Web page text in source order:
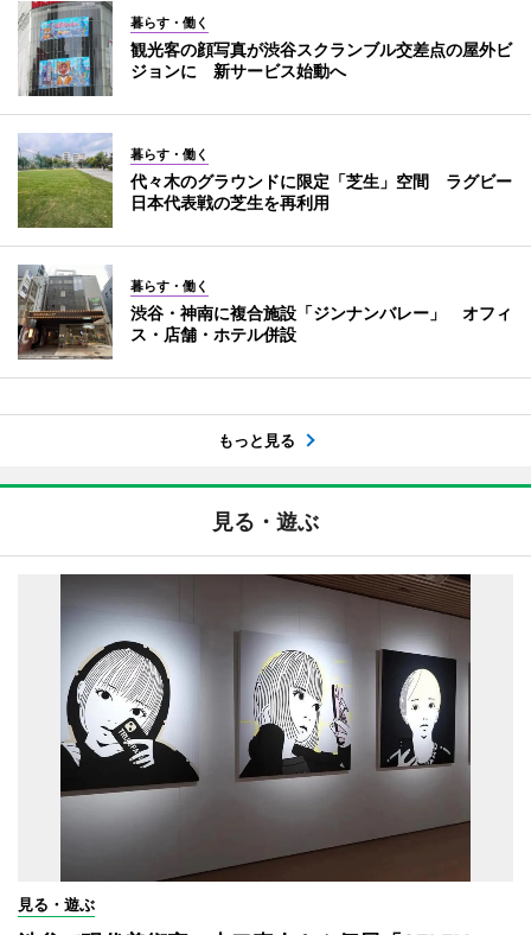
暮らす・働く
観光客の顔写真が渋谷スクランブル交差点の屋外ビ
ジョンに 新サービス始動へ
暮らす・働く
代々木のグラウンドに限定「芝生」空間 ラグビー
日本代表戦の芝生を再利用
暮らす・働く
渋谷・神南に複合施設「ジンナンバレー」 オフィ
ス・店舗・ホテル併設
もっと見る
見る・遊ぶ
見る・遊ぶ